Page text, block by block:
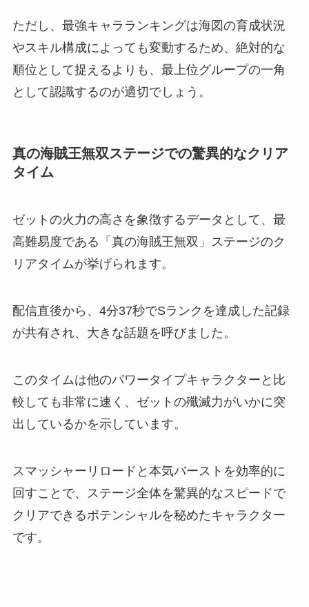
ただし、最強キャラランキングは海図の育成状況
やスキル構成によっても変動するため、絶対的な
順位として捉えるよりも、最上位グループの一角
として認識するのが適切でしょう。
真の海賊王無双ステージでの驚異的なクリア
タイム
ゼットの火力の高さを象徴するデータとして、最
高難易度である「真の海賊王無双」ステージのク
リアタイムが挙げられます。
配信直後から、4分37秒でSランクを達成した記録
が共有され、大きな話題を呼びました。
このタイムは他のパワータイプキャラクターと比
較しても非常に速く、ゼットの殲滅力がいかに突
出しているかを示しています。
スマッシャーリロードと本気バーストを効率的に
回すことで、ステージ全体を驚異的なスピードで
クリアできるポテンシャルを秘めたキャラクター
です。